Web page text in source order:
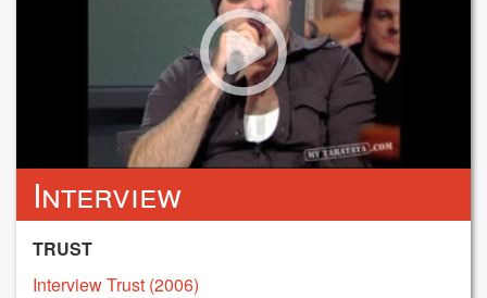
Interview
TRUST
Interview Trust (2006)